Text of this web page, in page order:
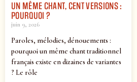
UN MÊME CHANT, CENT VERSIONS :
POURQUOI ?
juin 9, 2026
Paroles, mélodies, dénouements :
pourquoi un même chant traditionnel
français existe en dizaines de variantes
? Le rôle